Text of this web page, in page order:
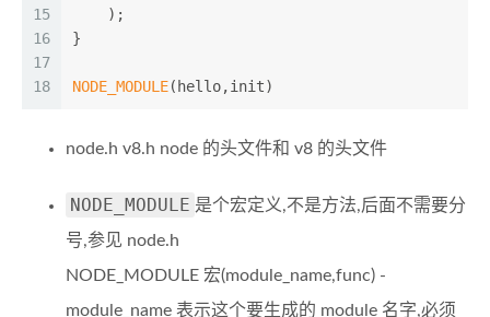
15
16
17
18
    );
}
NODE_MODULE(hello,init)
node.h v8.h node 的头文件和 v8 的头文件
NODE_MODULE 是个宏定义,不是方法,后面不需要分
号,参见 node.h
NODE_MODULE 宏(module_name,func) -
module_name 表示这个要生成的 module 名字,必须